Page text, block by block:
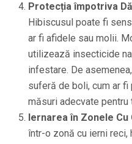
Protecția împotriva
Hibiscusul poate fi
ar fi afidele sau molii.
utilizează insecticide
infestare. De
suferă de boli, cum ar fi
măsuri adecvate pentru
Iernarea în Zonele Cu
într-o zonă cu ierni